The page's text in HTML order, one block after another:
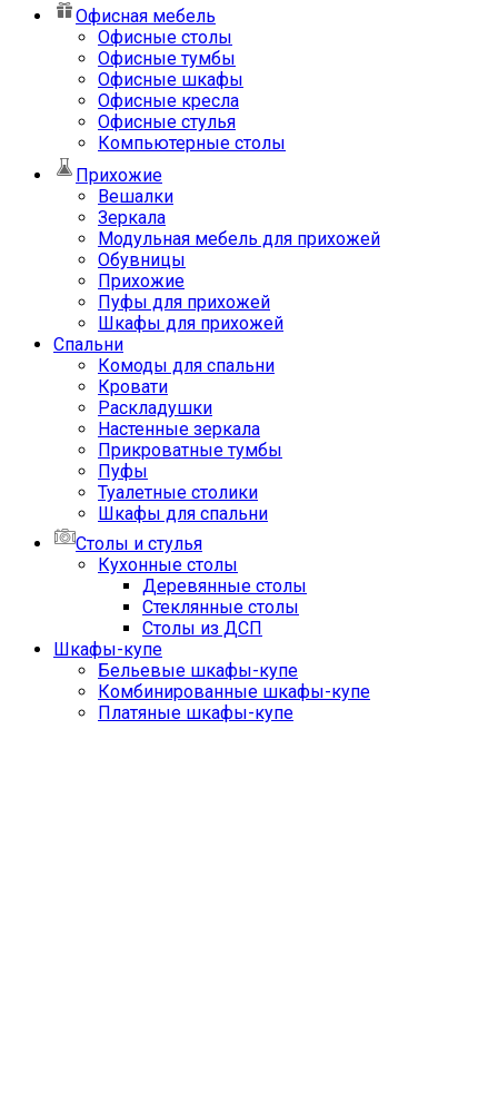
Офисная мебель
Офисные столы
Офисные тумбы
Офисные шкафы
Офисные кресла
Офисные стулья
Компьютерные столы
Прихожие
Вешалки
Зеркала
Модульная мебель для прихожей
Обувницы
Прихожие
Пуфы для прихожей
Шкафы для прихожей
Спальни
Комоды для спальни
Кровати
Раскладушки
Настенные зеркала
Прикроватные тумбы
Пуфы
Туалетные столики
Шкафы для спальни
Столы и стулья
Кухонные столы
Деревянные столы
Стеклянные столы
Столы из ДСП
Шкафы-купе
Бельевые шкафы-купе
Комбинированные шкафы-купе
Платяные шкафы-купе